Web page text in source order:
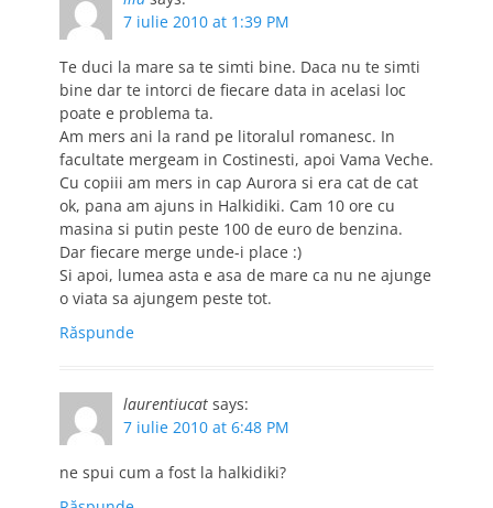
7 iulie 2010 at 1:39 PM
Te duci la mare sa te simti bine. Daca nu te simti
bine dar te intorci de fiecare data in acelasi loc
poate e problema ta.
Am mers ani la rand pe litoralul romanesc. In
facultate mergeam in Costinesti, apoi Vama Veche.
Cu copiii am mers in cap Aurora si era cat de cat
ok, pana am ajuns in Halkidiki. Cam 10 ore cu
masina si putin peste 100 de euro de benzina.
Dar fiecare merge unde-i place :)
Si apoi, lumea asta e asa de mare ca nu ne ajunge
o viata sa ajungem peste tot.
Răspunde
laurentiucat says:
7 iulie 2010 at 6:48 PM
ne spui cum a fost la halkidiki?